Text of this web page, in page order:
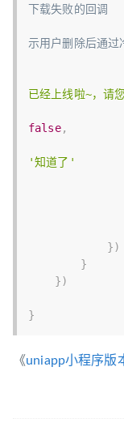
下载失败的回调
示用户删除后通过
已经上线啦~，请
false,
'知道了'
})
}
})
}
《uniapp小程序版